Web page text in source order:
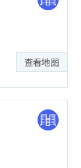
查看地图